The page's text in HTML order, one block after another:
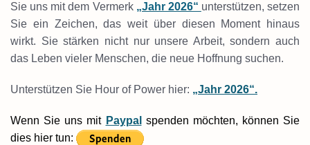
Sie uns mit dem Vermerk „Jahr 2026“ unterstützen, setzen
Sie ein Zeichen, das weit über diesen Moment hinaus
wirkt. Sie stärken nicht nur unsere Arbeit, sondern auch
das Leben vieler Menschen, die neue Hoffnung suchen.
Unterstützen Sie Hour of Power hier: „Jahr 2026“.
Wenn Sie uns mit Paypal spenden möchten, können Sie
dies hier tun: